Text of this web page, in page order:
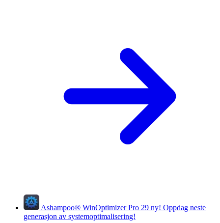
Ashampoo® WinOptimizer Pro 29 ny! Oppdag neste
generasjon av systemoptimalisering!